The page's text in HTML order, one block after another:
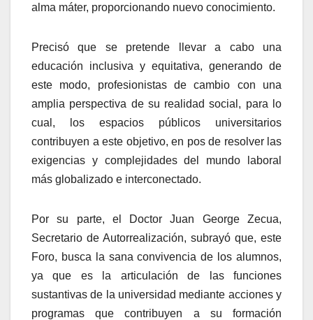
alma máter, proporcionando nuevo conocimiento.
Precisó que se pretende llevar a cabo una
educación inclusiva y equitativa, generando de
este modo, profesionistas de cambio con una
amplia perspectiva de su realidad social, para lo
cual, los espacios públicos universitarios
contribuyen a este objetivo, en pos de resolver las
exigencias y complejidades del mundo laboral
más globalizado e interconectado.
Por su parte, el Doctor Juan George Zecua,
Secretario de Autorrealización, subrayó que, este
Foro, busca la sana convivencia de los alumnos,
ya que es la articulación de las funciones
sustantivas de la universidad mediante acciones y
programas que contribuyen a su formación